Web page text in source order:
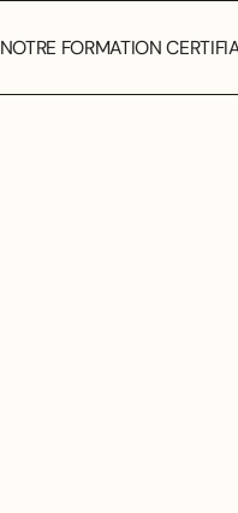
NOTRE FORMATION